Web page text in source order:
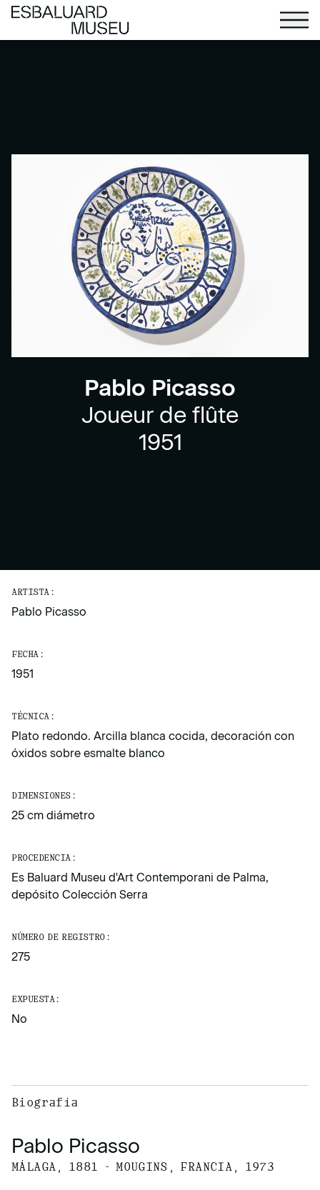
Pablo Picasso
Joueur de flûte
1951
ARTISTA:
Pablo Picasso
FECHA:
1951
TÉCNICA:
Plato redondo. Arcilla blanca cocida, decoración con
óxidos sobre esmalte blanco
DIMENSIONES:
25 cm diámetro
PROCEDENCIA:
Es Baluard Museu d'Art Contemporani de Palma,
depósito Colección Serra
NÚMERO DE REGISTRO:
275
EXPUESTA:
No
Biografía
Pablo Picasso
MÁLAGA, 1881 - MOUGINS, FRANCIA, 1973